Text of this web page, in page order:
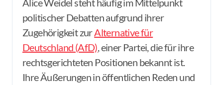
Alice Weidel steht häufig im Mittelpunkt
politischer Debatten aufgrund ihrer
Zugehörigkeit zurAlternative für
Deutschland (AfD), einer Partei, die für ihre
rechtsgerichteten Positionen bekannt ist.
Ihre Äußerungen in öffentlichen Reden und